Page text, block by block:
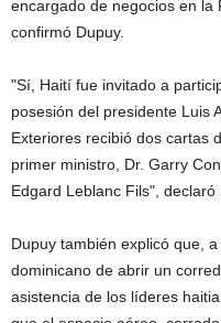
encargado de negocios en la
confirmó Dupuy.
"Sí, Haití fue invitado a
posesión del presidente Luis
Exteriores recibió dos cartas
primer ministro, Dr. Garry
Edgard Leblanc Fils", declaró
Dupuy también explicó que,
dominicano de abrir un
asistencia de los líderes